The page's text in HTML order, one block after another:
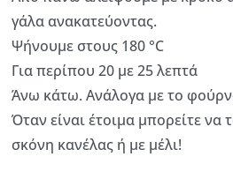
γάλα ανακατεύοντας.
Ψήνουμε στους 180 °C
Για περίπου 20 με 25 λεπτά
Άνω κάτω. Ανάλογα με το
Όταν είναι έτοιμα μπορείτε να
σκόνη κανέλας ή με μέλι!